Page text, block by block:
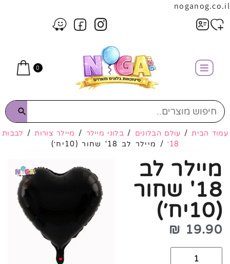
noganog.co.il
0
עמוד הבית/ עולם הבלונים /בלוני מיילר / מיילר צורות/ לבבות
18׳ / מיילר לב 18' שחור (10יח׳)
מיילר לב
18' שחור
(10יח׳)
19.90
₪